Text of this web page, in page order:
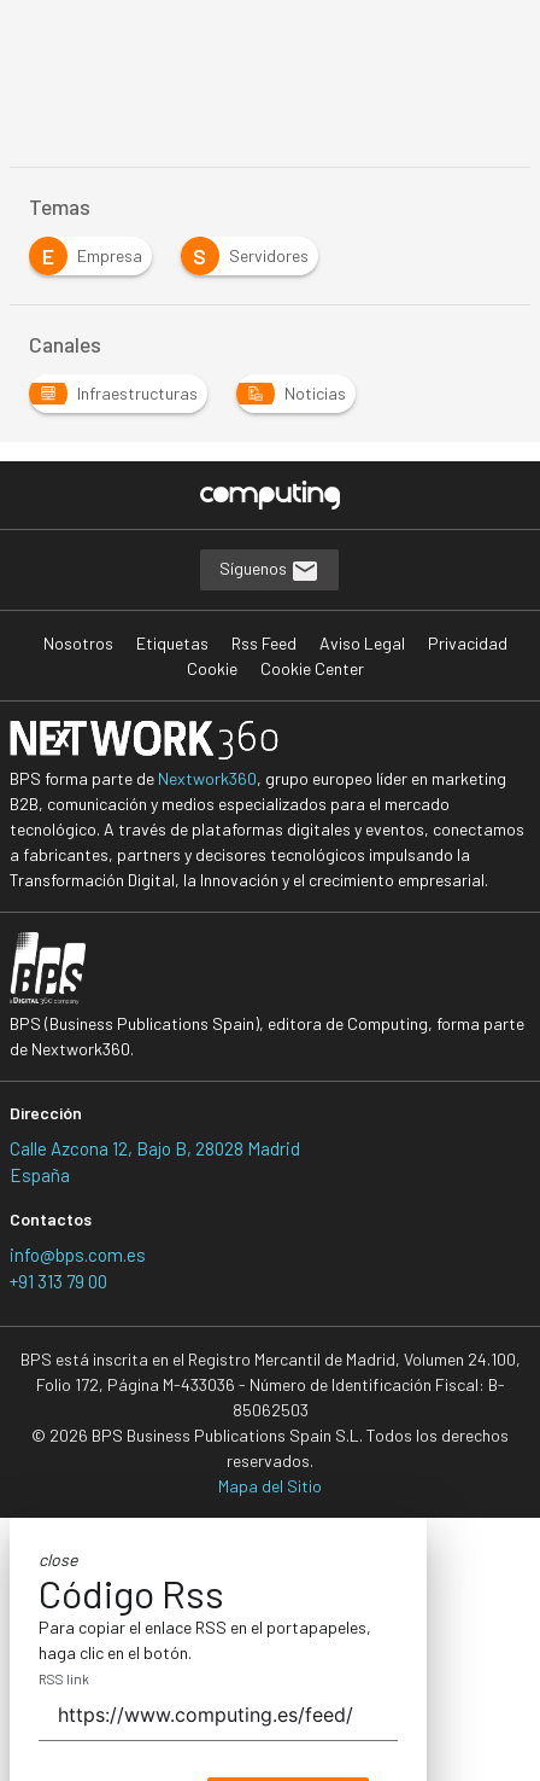
Temas
E
Empresa S Servidores
Canales
Infraestructuras Noticias
Síguenos
Nosotros Etiquetas Rss Feed Aviso Legal
Privacidad
Cookie
Cookie Center
BPS forma parte de Nextwork360, grupo europeo líder en marketing
B2B, comunicación y medios especializados para el mercado
tecnológico. A través de plataformas digitales y eventos, conectamos
a fabricantes, partners y decisores tecnológicos impulsando la
Transformación Digital, la Innovación y el crecimiento empresarial.
BPS (Business Publications Spain), editora de Computing, forma parte
de Nextwork360.
Dirección
Calle Azcona 12, Bajo B, 28028 Madrid
España
Contactos
info@bps.com.es
+91 313 79 00
BPS está inscrita en el Registro Mercantil de Madrid, Volumen 24.100,
Folio 172, Página M-433036 - Número de Identificación Fiscal: B-
85062503
© 2026 BPS Business Publications Spain S.L. Todos los derechos
reservados.
Mapa del Sitio
close
Código Rss
Para copiar el enlace RSS en el portapapeles,
haga clic en el botón.
RSS link